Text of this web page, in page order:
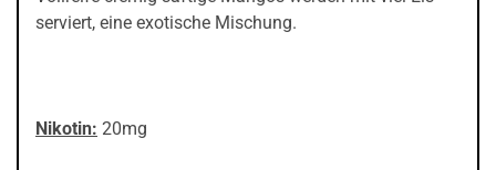
serviert, eine exotische Mischung.
Nikotin: 20mg